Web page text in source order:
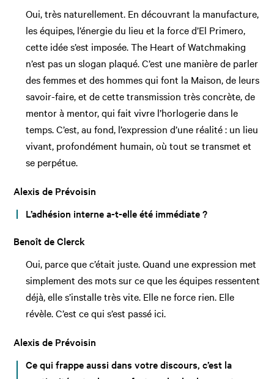
Oui, très naturellement. En découvrant la manufacture,
les équipes, l’énergie du lieu et la force d’El Primero,
cette idée s’est imposée. The Heart of Watchmaking
n’est pas un slogan plaqué. C’est une manière de parler
des femmes et des hommes qui font la Maison, de leurs
savoir-faire, et de cette transmission très concrète, de
mentor à mentor, qui fait vivre l’horlogerie dans le
temps. C’est, au fond, l’expression d’une réalité : un lieu
vivant, profondément humain, où tout se transmet et
se perpétue.
Alexis de Prévoisin
L’adhésion interne a-t-elle été immédiate ?
Benoît de Clerck
Oui, parce que c’était juste. Quand une expression met
simplement des mots sur ce que les équipes ressentent
déjà, elle s’installe très vite. Elle ne force rien. Elle
révèle. C’est ce qui s’est passé ici.
Alexis de Prévoisin
Ce qui frappe aussi dans votre discours, c’est la